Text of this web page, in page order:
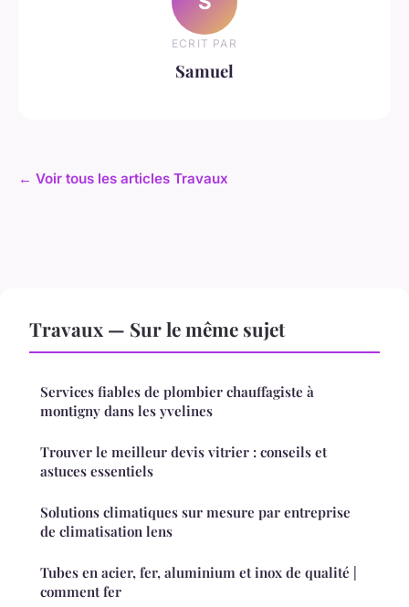
ECRIT PAR
Samuel
← Voir tous les articles Travaux
Travaux — Sur le même sujet
Services fiables de plombier chauffagiste à
montigny dans les yvelines
Trouver le meilleur devis vitrier : conseils et
astuces essentiels
Solutions climatiques sur mesure par entreprise
de climatisation lens
Tubes en acier, fer, aluminium et inox de qualité |
comment fer